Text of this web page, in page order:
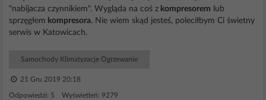
"nabijacza czynnikiem". Wygląda na coś z kompresorem lub
sprzęgłem kompresora. Nie wiem skąd jesteś, poleciłbym Ci świetny
serwis w Katowicach.
Samochody Klimatyzacje Ogrzewanie
21 Gru 2019 20:18
Odpowiedzi: 5 Wyświetleń: 9279